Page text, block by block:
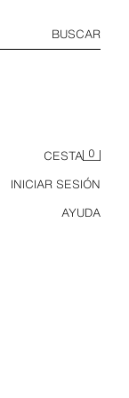
BUSCAR
CESTA 0
INICIAR SESIÓN
AYUDA